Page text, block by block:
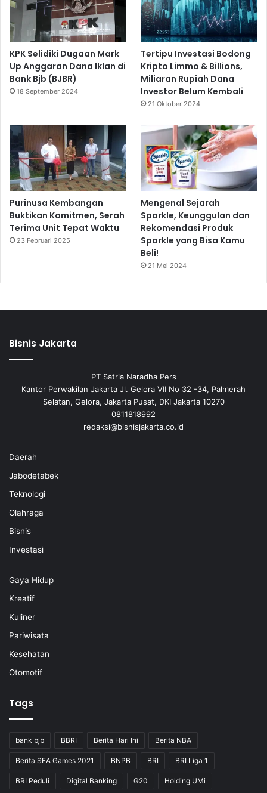
KPK Selidiki Dugaan Mark
Up Anggaran Dana Iklan di
Bank Bjb (BJBR)
18 September 2024
Tertipu Investasi Bodong
Kripto Limmo & Billions,
Miliaran Rupiah Dana
Investor Belum Kembali
21 Oktober 2024
Purinusa Kembangan
Buktikan Komitmen, Serah
Terima Unit Tepat Waktu
23 Februari 2025
Mengenal Sejarah
Sparkle, Keunggulan dan
Rekomendasi Produk
Sparkle yang Bisa Kamu
Beli!
21 Mei 2024
Bisnis Jakarta
PT Satria Naradha Pers
Kantor Perwakilan Jakarta Jl. Gelora VII No 32 -34, Palmerah
Selatan, Gelora, Jakarta Pusat, DKI Jakarta 10270
0811818992
redaksi@bisnisjakarta.co.id
Daerah
Jabodetabek
Teknologi
Olahraga
Bisnis
Investasi
Gaya Hidup
Kreatif
Kuliner
Pariwisata
Kesehatan
Otomotif
Tags
bank bjb BBRI Berita Hari Ini Berita NBA
Berita SEA Games 2021 BNPB BRI BRI Liga 1
BRI Peduli Digital Banking G20 Holding UMi